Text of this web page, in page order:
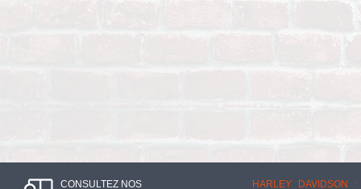
CONSULTEZ NOS HARLEY DAVIDSON :